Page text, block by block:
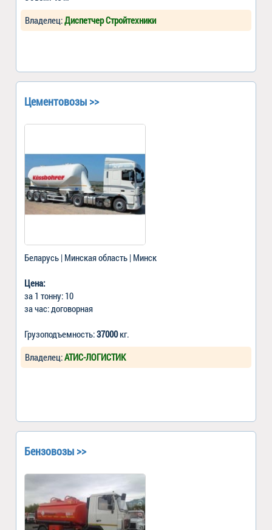
Владелец:Диспетчер Стройтехники
Цементовозы >>
Беларусь | Минская область | Минск
Цена:
за 1 тонну: 10
за час: договорная
Грузоподъемность:37000кг.
Владелец:АТИС-ЛОГИСТИК
Бензовозы >>